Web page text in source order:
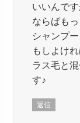
いいんで
ならばも
シャンプ
もしよけ
ラス毛と
す♪
返信